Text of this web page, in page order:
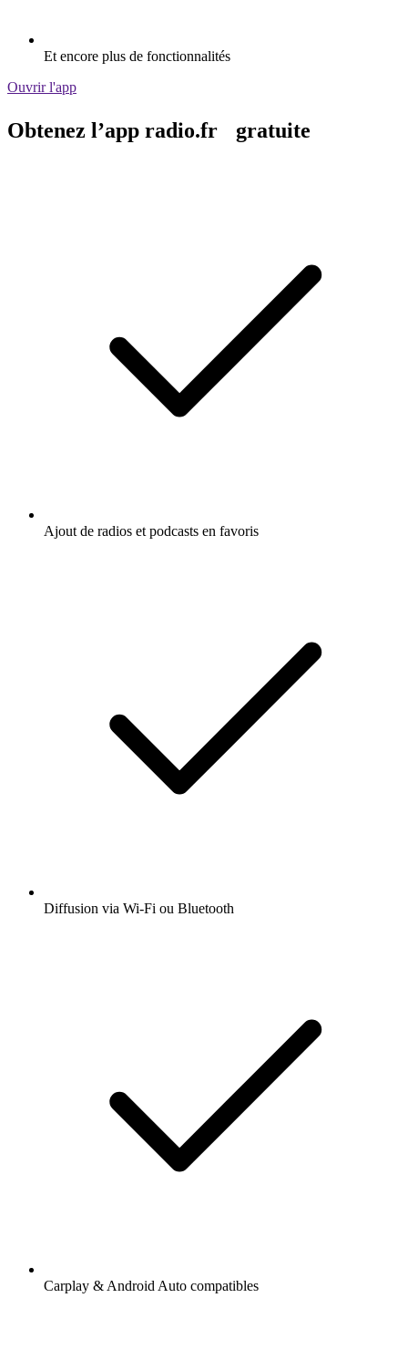
Et encore plus de fonctionnalités
Ouvrir l'app
Obtenez l’app radio.fr gratuite
Ajout de radios et podcasts en favoris
Diffusion via Wi-Fi ou Bluetooth
Carplay & Android Auto compatibles